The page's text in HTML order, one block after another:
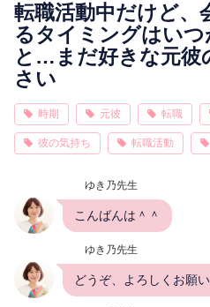
転職活動中だけど、
るタイミングはい
と…まだ好きな元彼
さい
時期 元彼 転職
彼の気持ち 転職活動
ゆき乃先生
こんばんは＾＾
ゆき乃先生
どうぞ、よろしくお願